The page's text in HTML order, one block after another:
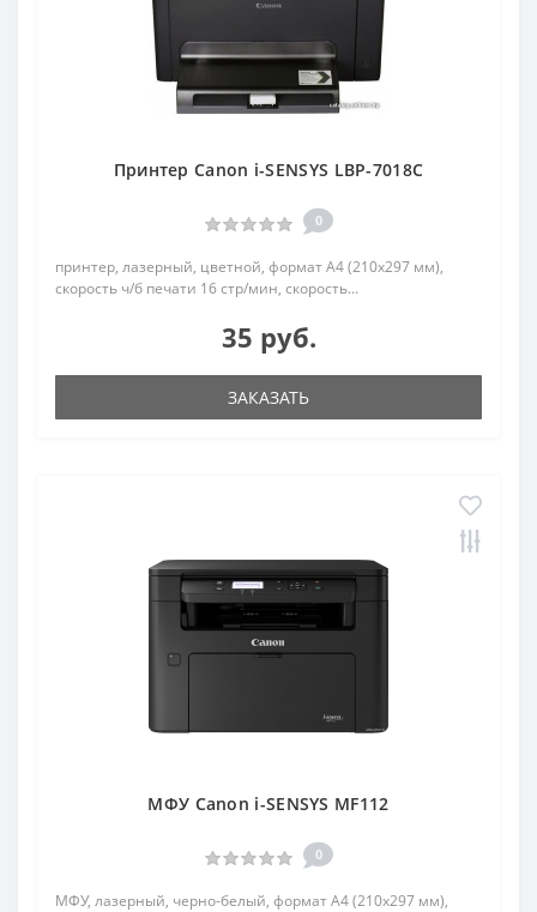
Принтер Canon i-SENSYS LBP-7018С
0
принтер, лазерный, цветной, формат A4 (210x297 мм),
скорость ч/б печати 16 стр/мин, скорость...
35 руб.
ЗАКАЗАТЬ
МФУ Canon i-SENSYS MF112
0
МФУ, лазерный, черно-белый, формат A4 (210x297 мм),